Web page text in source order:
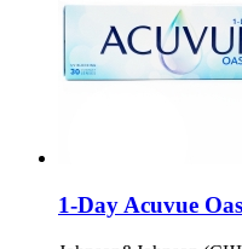
30шт
руб
Купить
1-Day Acuvue